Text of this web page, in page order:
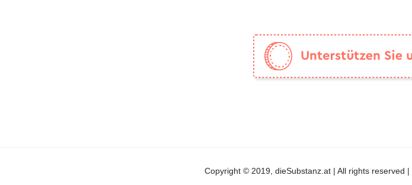
Copyright © 2019, dieSubstanz.at | All rights reserved |